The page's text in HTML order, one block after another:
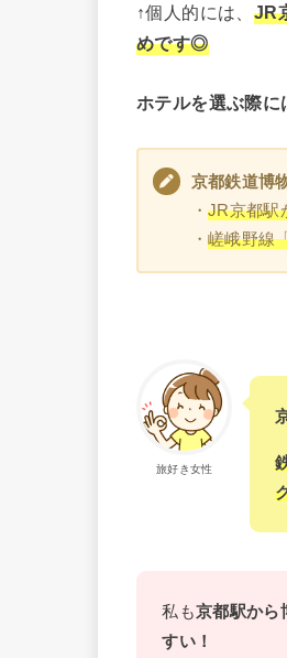
↑個人的には、 JR
めです◎
ホテルを選ぶ際に
京都鉄道博
・ JR京都駅
・ 嵯峨野線
旅好き女性
私も京都駅から
すい！